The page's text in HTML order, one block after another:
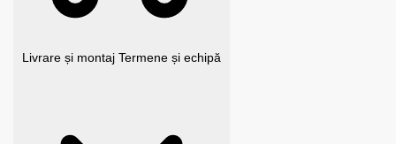
Livrare și montaj Termene și echipă